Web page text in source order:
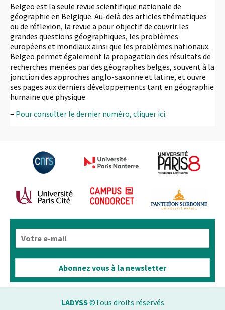
Belgeo est la seule revue scientifique nationale de
géographie en Belgique. Au-delà des articles thématiques
ou de réflexion, la revue a pour objectif de couvrir les
grandes questions géographiques, les problèmes
européens et mondiaux ainsi que les problèmes nationaux.
Belgeo permet également la propagation des résultats de
recherches menées par des géographes belges, souvent à la
jonction des approches anglo-saxonne et latine, et ouvre
ses pages aux derniers développements tant en géographie
humaine que physique.
– Pour consulter le dernier numéro, cliquer ici.
l
Abonnez vous à la newsletter
LADYSS©Tous droits réservés